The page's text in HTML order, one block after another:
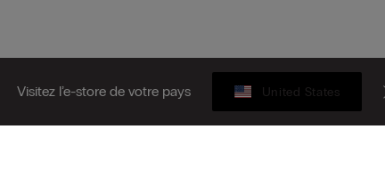
Visitez l’e-store de votre pays United States